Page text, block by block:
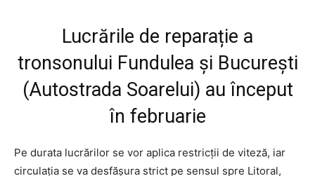
Lucrările de reparație a
tronsonului Fundulea și București
(Autostrada Soarelui) au început
în februarie
Pe durata lucrărilor se vor aplica restricții de viteză, iar
circulația se va desfășura strict pe sensul spre Litoral,